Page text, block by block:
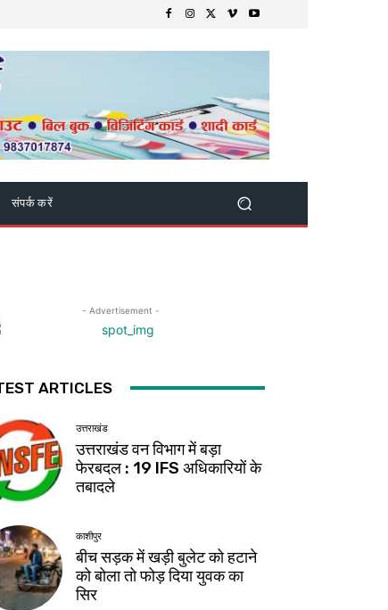
संपर्क करें
- Advertisement -
ARTICLES
उत्तराखंड
उत्तराखंड वन विभाग में बड़ा
फेरबदल : 19 IFS अधिकारियों के
तबादले
काशीपुर
बीच सड़क में खड़ी बुलेट को हटाने
को बोला तो फोड़ दिया युवक का
सिर